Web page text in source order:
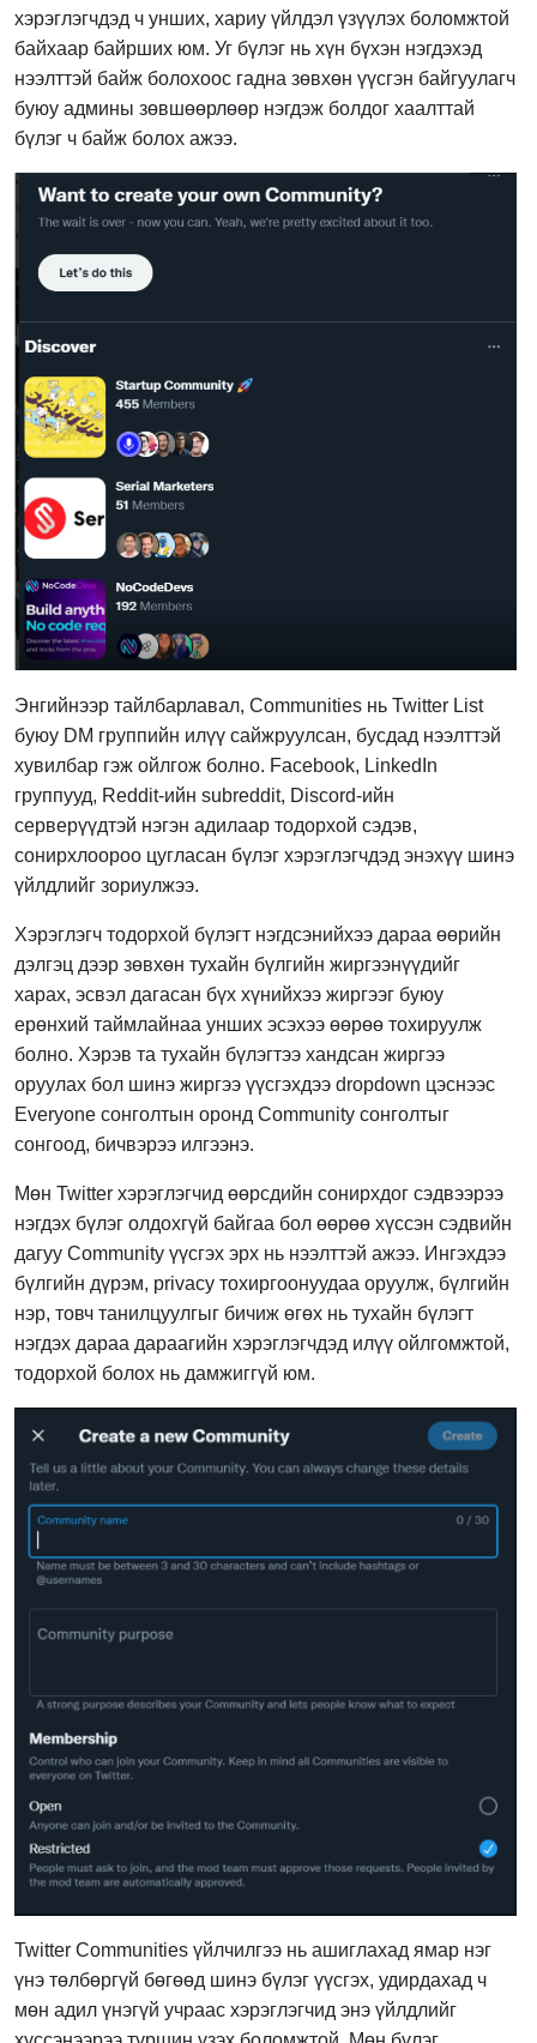
хэрэглэгчдэд ч унших, хариу үйлдэл үзүүлэх боломжтой
байхаар байрших юм. Уг бүлэг нь хүн бүхэн нэгдэхэд
нээлттэй байж болохоос гадна зөвхөн үүсгэн байгуулагч
буюу админы зөвшөөрлөөр нэгдэж болдог хаалттай
бүлэг ч байж болох ажээ.
Энгийнээр тайлбарлавал, Communities нь Twitter List
буюу DM группийн илүү сайжруулсан, бусдад нээлттэй
хувилбар гэж ойлгож болно. Facebook, LinkedIn
группууд, Reddit-ийн subreddit, Discord-ийн
серверүүдтэй нэгэн адилаар тодорхой сэдэв,
сонирхлоороо цугласан бүлэг хэрэглэгчдэд энэхүү шинэ
үйлдлийг зориулжээ.
Хэрэглэгч тодорхой бүлэгт нэгдсэнийхээ дараа өөрийн
дэлгэц дээр зөвхөн тухайн бүлгийн жиргээнүүдийг
харах, эсвэл дагасан бүх хүнийхээ жиргээг буюу
ерөнхий таймлайнаа унших эсэхээ өөрөө тохируулж
болно. Хэрэв та тухайн бүлэгтээ хандсан жиргээ
оруулах бол шинэ жиргээ үүсгэхдээ dropdown цэснээс
Everyone сонголтын оронд Community сонголтыг
сонгоод, бичвэрээ илгээнэ.
Мөн Twitter хэрэглэгчид өөрсдийн сонирхдог сэдвээрээ
нэгдэх бүлэг олдохгүй байгаа бол өөрөө хүссэн сэдвийн
дагуу Community үүсгэх эрх нь нээлттэй ажээ. Ингэхдээ
бүлгийн дүрэм, privacy тохиргоонуудаа оруулж, бүлгийн
нэр, товч танилцуулгыг бичиж өгөх нь тухайн бүлэгт
нэгдэх дараа дараагийн хэрэглэгчдэд илүү ойлгомжтой,
тодорхой болох нь дамжиггүй юм.
Twitter Communities үйлчилгээ нь ашиглахад ямар нэг
үнэ төлбөргүй бөгөөд шинэ бүлэг үүсгэх, удирдахад ч
мөн адил үнэгүй учраас хэрэглэгчид энэ үйлдлийг